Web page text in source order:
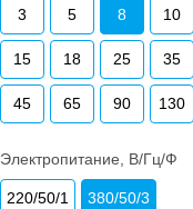
3 5 8 10
15 18 25 35
45 65 90 130
Электропитание, В/Гц/Ф
220/50/1 380/50/3